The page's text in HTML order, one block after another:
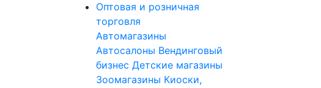
Оптовая и розничная
торговля
Автомагазины
Автосалоны Вендинговый
бизнес Детские магазины
Зоомагазины Киоски,